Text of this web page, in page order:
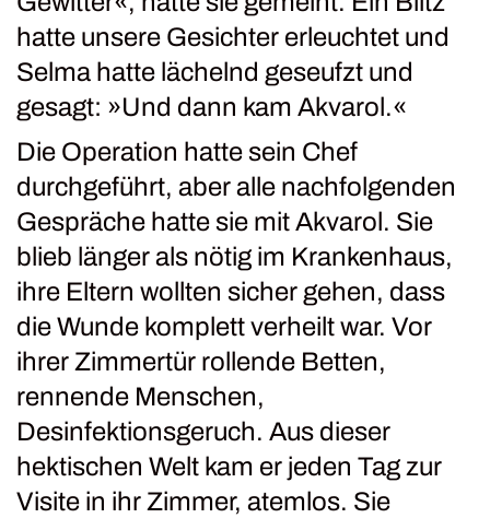
hatte unsere Gesichter erleuchtet und
Selma hatte lächelnd geseufzt und
gesagt: »Und dann kam Akvarol.«
Die Operation hatte sein Chef
durchgeführt, aber alle nachfolgenden
Gespräche hatte sie mit Akvarol. Sie
blieb länger als nötig im Krankenhaus,
ihre Eltern wollten sicher gehen, dass
die Wunde komplett verheilt war. Vor
ihrer Zimmertür rollende Betten,
rennende Menschen,
Desinfektionsgeruch. Aus dieser
hektischen Welt kam er jeden Tag zur
Visite in ihr Zimmer, atemlos. Sie